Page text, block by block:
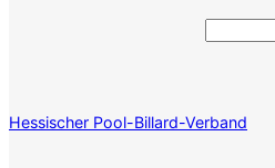
Hessischer Pool-Billard-Verband